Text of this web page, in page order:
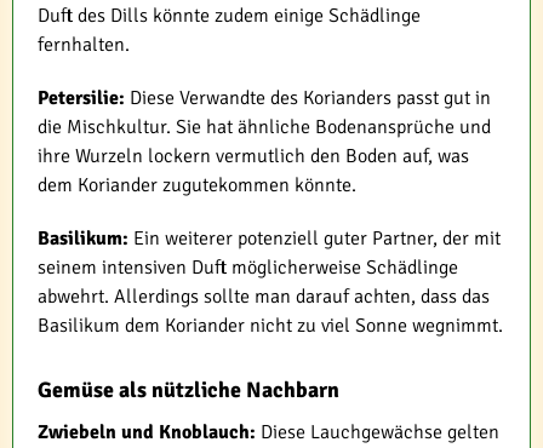
Duft des Dills könnte zudem einige Schädlinge
fernhalten.
Petersilie: Diese Verwandte des Korianders passt gut in
die Mischkultur. Sie hat ähnliche Bodenansprüche und
ihre Wurzeln lockern vermutlich den Boden auf, was
dem Koriander zugutekommen könnte.
Basilikum: Ein weiterer potenziell guter Partner, der mit
seinem intensiven Duft möglicherweise Schädlinge
abwehrt. Allerdings sollte man darauf achten, dass das
Basilikum dem Koriander nicht zu viel Sonne wegnimmt.
Gemüse als nützliche Nachbarn
Zwiebeln und Knoblauch: Diese Lauchgewächse gelten